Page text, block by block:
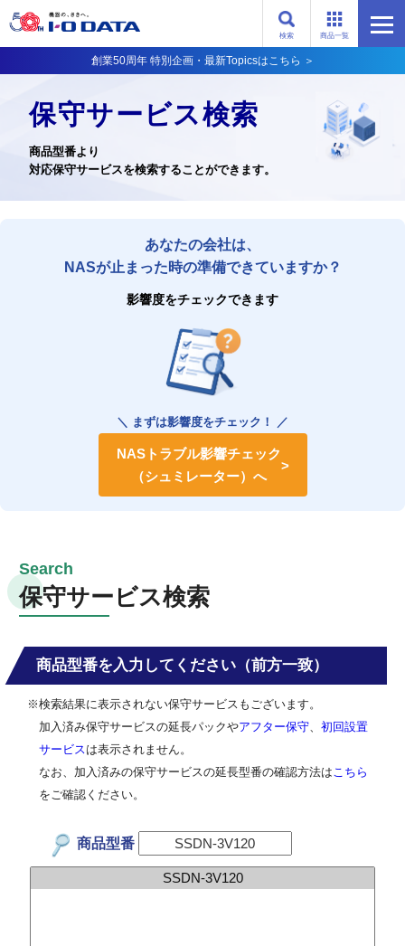
商品一覧
検索
創業50周年 特別企画・最新Topicsはこちら ＞
保守サービス検索
商品型番より
対応保守サービスを検索することができます。
あなたの会社は、
NASが止まった時の準備できていますか？
影響度をチェックできます
＼ まずは影響度をチェック！ ／
NASトラブル影響チェック
（シュミレーター）へ
保守サービス検索
商品型番を入力してください（前方一致）
※検索結果に表示されない保守サービスもございます。
加入済み保守サービスの延長パックやアフター保守
初回設置
サービス は表示されません。
なお、加入済みの保守サービスの延長型番の確認方法は こちら
をご確認ください。
商品型番